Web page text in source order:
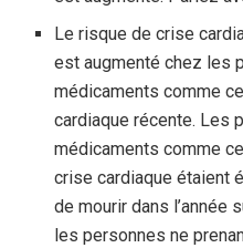
Le risque de crise
est augmenté chez les
médicaments comme
cardiaque récente. Les
médicaments comme
crise cardiaque étaient
de mourir dans l’année
les personnes ne